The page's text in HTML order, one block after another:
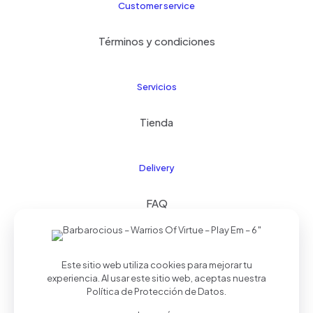
navegador para la próxima vez que comente.
Customer service
Términos y condiciones
Servicios
Tienda
Delivery
FAQ
© 2024 Kids21| Todos los derechos reservados |
Realizado porPalmera Studios
Este sitio web utiliza cookies para mejorar tu
experiencia. Al usar este sitio web, aceptas nuestra
Política de Protección de Datos